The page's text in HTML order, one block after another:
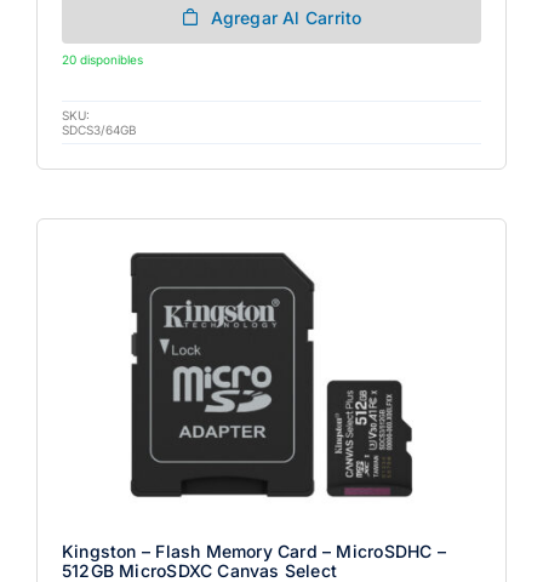
Agregar Al Carrito
20 disponibles
SKU:
SDCS3/64GB
Kingston – Flash Memory Card – MicroSDHC –
512GB MicroSDXC Canvas Select